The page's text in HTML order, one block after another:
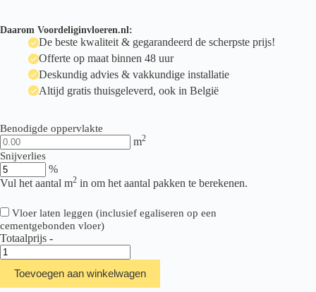
Daarom Voordeliginvloeren.nl:
De beste kwaliteit & gegarandeerd de scherpste prijs!
Offerte op maat binnen 48 uur
Deskundig advies & vakkundige installatie
Altijd gratis thuisgeleverd, ook in België
Benodigde oppervlakte
m2
Snijverlies
%
Vul het aantal m2 in om het aantal pakken te berekenen.
Vloer laten leggen (inclusief egaliseren op een
cementgebonden vloer)
Totaalprijs -
Ambiant
Navaro
Beige
aantal
Toevoegen aan winkelwagen